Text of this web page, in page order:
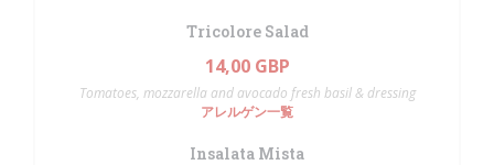
Tricolore Salad
14,00 GBP
Tomatoes, mozzarella and avocado fresh basil & dressing
アレルゲン一覧
Insalata Mista